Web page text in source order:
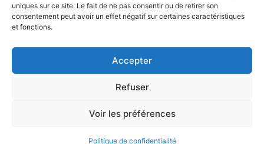
uniques sur ce site. Le fait de ne pas consentir ou de retirer son
consentement peut avoir un effet négatif sur certaines caractéristiques
et fonctions.
Accepter
Refuser
Voir les préférences
Politique de confidentialité
Contact
Soutenez Contrepoints
une réalisation SCENE 64